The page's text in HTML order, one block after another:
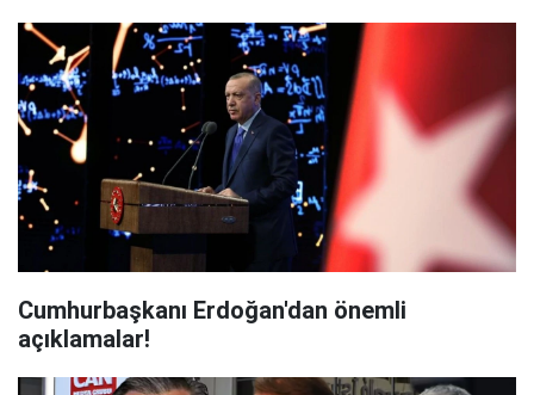
Cumhurbaşkanı Erdoğan'dan önemli
açıklamalar!